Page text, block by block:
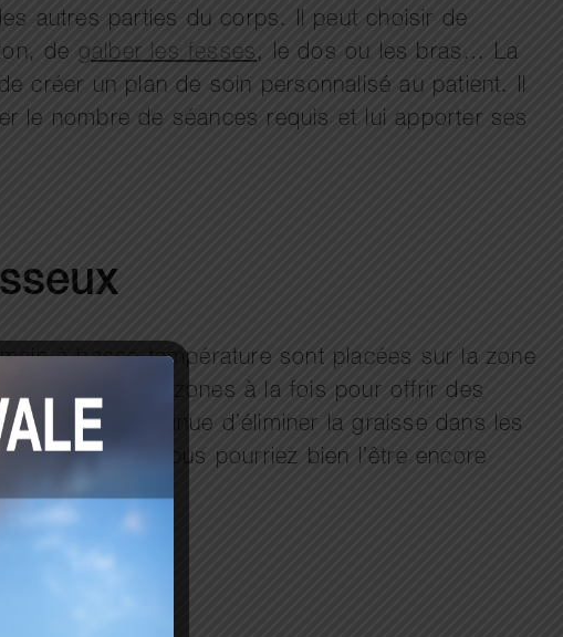
autres parties du corps. Il peut choisir de
de galber les fesses, le dos ou les bras… La
créer un plan de soin personnalisé au patient. Il
le nombre de séances requis et lui apporter ses
à basse température sont placées sur la zone
sur deux zones à la fois pour offrir des
continue d’éliminer la graisse dans les
séances, vous pourriez bien l’être encore